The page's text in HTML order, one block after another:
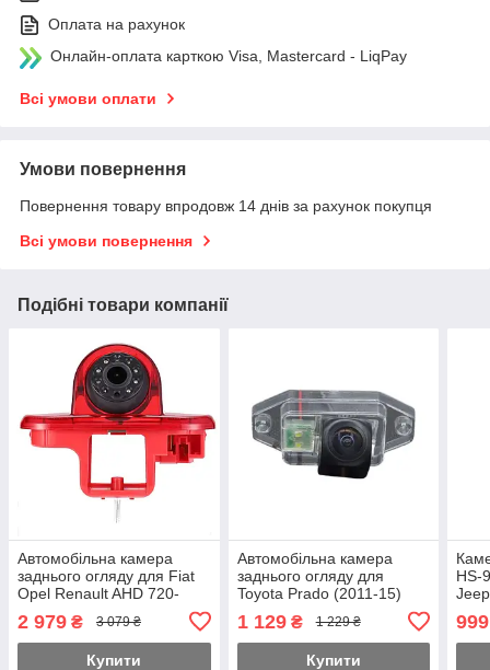
Оплата на рахунок
Онлайн-оплата карткою Visa, Mastercard - LiqPay
Всі умови оплати
Умови повернення
Повернення товару впродовж 14 днів за рахунок покупця
Всі умови повернення
Подібні товари компанії
Автомобільна камера
заднього огляду для Fiat
Opel Renault AHD 720-
1080 з кутом огляду 170°
KA-456-LN
2 979 ₴ 3 079 ₴
Купити
Автомобільна камера
заднього огляду для
Toyota Prado (2011-15)
1 129₴ 1 229 ₴
Купити
HS-
999